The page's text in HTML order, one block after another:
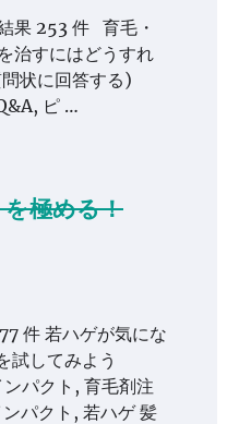
果 253 件 育毛・
治すにはどうすれ
状に回答する)
ピ …
極める！
件 若ハゲが気にな
試してみよう
パクト, 育毛剤注
パクト, 若ハゲ 髪